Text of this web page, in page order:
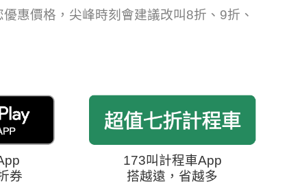
惠價格，尖峰時刻會建議改叫8折、9折、
券
173叫計程車App
搭越遠，省越多